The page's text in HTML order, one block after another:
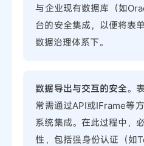
与企业现有数据库（如
台的安全集成，以便将表
数据治理体系下。
数据导出与交互的安全。
常需通过API或IFrame等
系统集成。在此过程中，
性，包括强身份认证（如